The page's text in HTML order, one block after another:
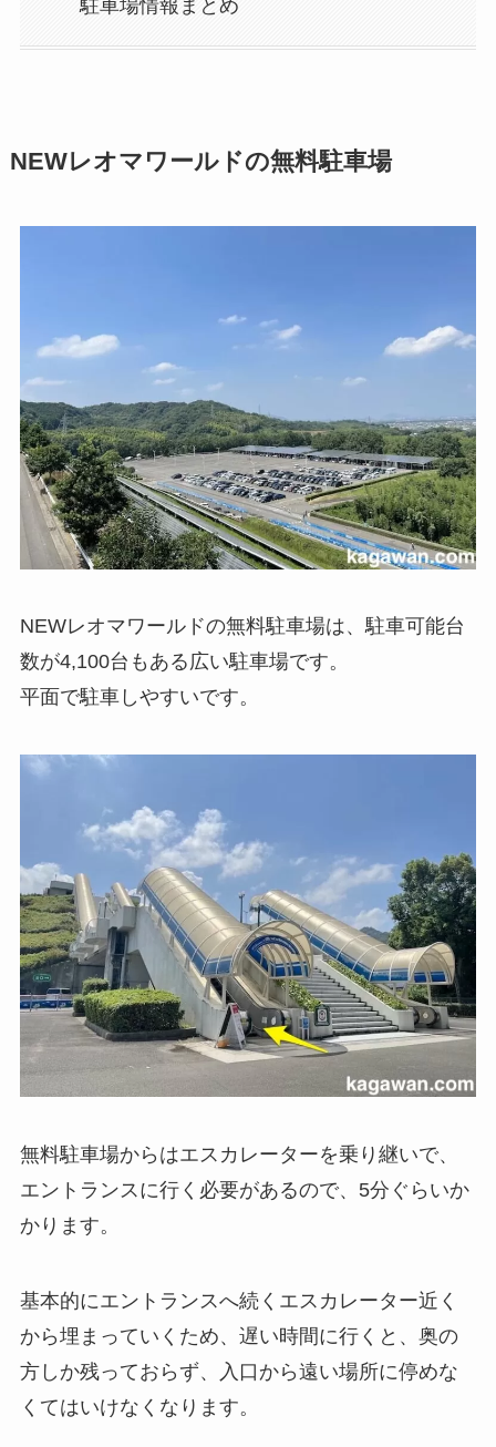
駐車場情報まとめ
NEWレオマワールドの無料駐車場
NEWレオマワールドの無料駐車場は、駐車可能台
数が4,100台もある広い駐車場です。
平面で駐車しやすいです。
無料駐車場からはエスカレーターを乗り継いで、
エントランスに行く必要があるので、5分ぐらいか
かります。
基本的にエントランスへ続くエスカレーター近く
から埋まっていくため、遅い時間に行くと、奥の
方しか残っておらず、入口から遠い場所に停めな
くてはいけなくなります。